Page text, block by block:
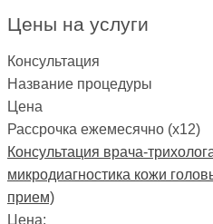
Цены на услуги
Консультация
Название процедуры
Цена
Рассрочка ежемесячно (x12)
Консультация врача-
микродиагностика кожи
прием)
Цена: